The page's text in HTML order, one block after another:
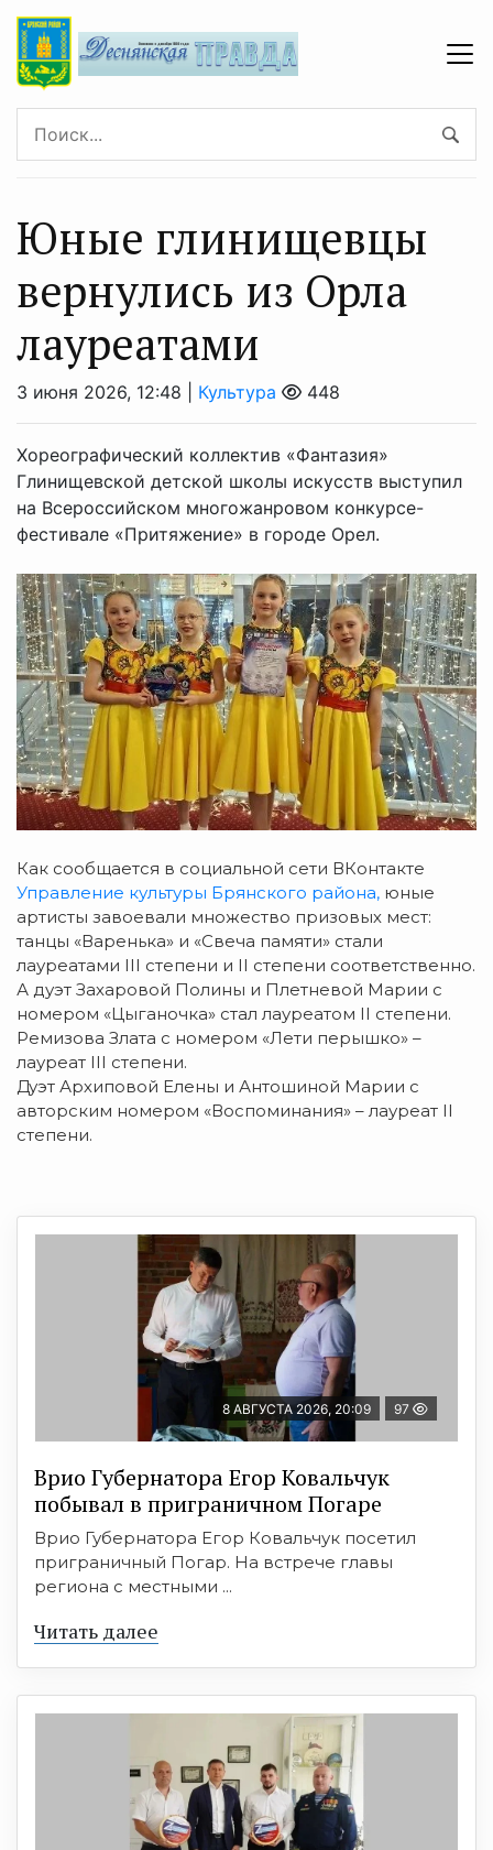
Юные глинищевцы
вернулись из Орла
лауреатами
3 июня 2026, 12:48 | Культура 448
Хореографический коллектив «Фантазия»
Глинищевской детской школы искусств выступил
на Всероссийском многожанровом конкурсе-
фестивале «Притяжение» в городе Орел.
Как сообщается в социальной сети ВКонтакте
Управление культуры Брянского района, юные
артисты завоевали множество призовых мест:
танцы «Варенька» и «Свеча памяти» стали
лауреатами III степени и II степени соответственно.
А дуэт Захаровой Полины и Плетневой Марии с
номером «Цыганочка» стал лауреатом II степени.
Ремизова Злата с номером «Лети перышко» –
лауреат III степени.
Дуэт Архиповой Елены и Антошиной Марии с
авторским номером «Воспоминания» – лауреат II
степени.
8 АВГУСТА 2026, 20:09 97
Врио Губернатора Егор Ковальчук
побывал в приграничном Погаре
Врио Губернатора Егор Ковальчук посетил
приграничный Погар. На встрече главы
региона с местными ...
Читать далее